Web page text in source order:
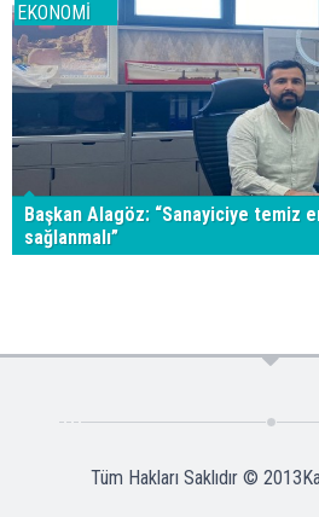
EKONOMİ
Başkan Alagöz: “Sanayiciye temiz
sağlanmalı”
Tüm Hakları Saklıdır © 2013